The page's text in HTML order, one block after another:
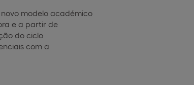
modelo académico
e a partir de
do ciclo
com a